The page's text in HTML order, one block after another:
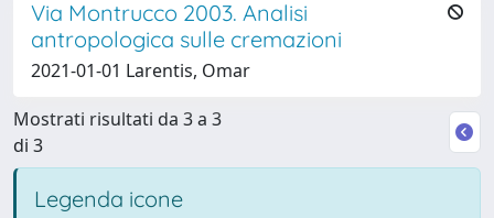
Via Montrucco 2003. Analisi
antropologica sulle cremazioni
2021-01-01 Larentis, Omar
Mostrati risultati da 3 a 3
di 3
Legenda icone